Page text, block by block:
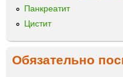
Панкреатит
Цистит
Обязательно